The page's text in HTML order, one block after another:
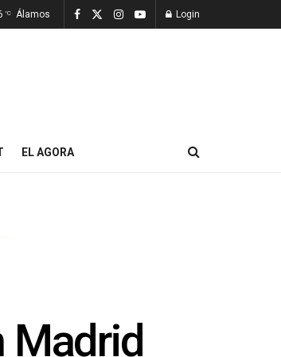
°C Álamos Login
EL AGORA
Madrid